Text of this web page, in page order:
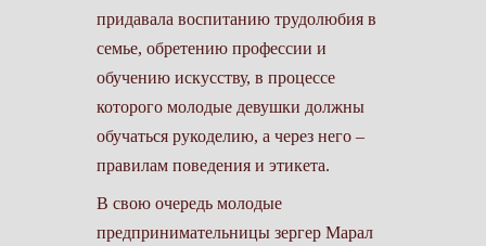
придавала воспитанию трудолюбия в
семье, обретению профессии и
обучению искусству, в процессе
которого молодые девушки должны
обучаться рукоделию, а через него –
правилам поведения и этикета.
В свою очередь молодые
предпринимательницы зергер Марал